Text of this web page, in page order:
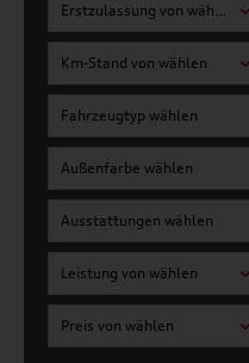
Erstzulassung von wählen
Km-Stand von wählen
Fahrzeugtyp wählen
Außenfarbe wählen
Ausstattungen wählen
Leistung von wählen
Preis von wählen